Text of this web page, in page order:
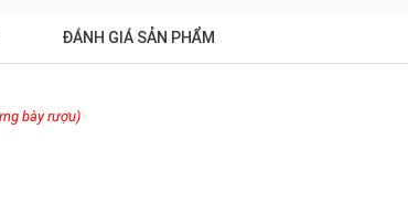
ĐÁNH GIÁ SẢN PHẨM
bày rượu)